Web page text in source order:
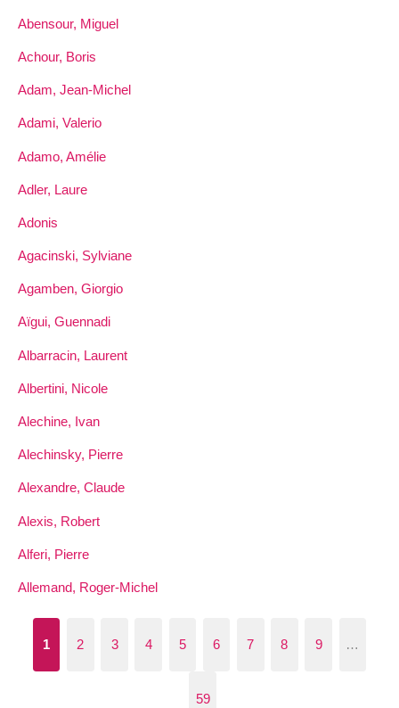
Abensour, Miguel
Achour, Boris
Adam, Jean-Michel
Adami, Valerio
Adamo, Amélie
Adler, Laure
Adonis
Agacinski, Sylviane
Agamben, Giorgio
Aïgui, Guennadi
Albarracin, Laurent
Albertini, Nicole
Alechine, Ivan
Alechinsky, Pierre
Alexandre, Claude
Alexis, Robert
Alferi, Pierre
Allemand, Roger-Michel
1 2 3 4 5 6 7 8 9 …
59